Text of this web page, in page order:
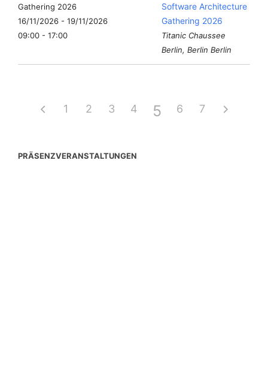
16/11/2026 - 19/11/2026
09:00 - 17:00
Software Architecture
Gathering 2026
Titanic Chaussee
Berlin, Berlin Berlin
1 2 3 4 5 6 7
PRÄSENZVERANSTALTUNGEN